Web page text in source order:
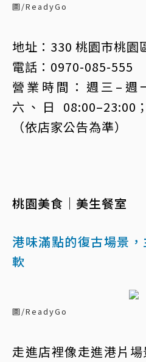
圖/ReadyGo
地址：330 桃園市桃園
電話：0970-085-555
營業時間：週三–週
六、日 08:00–23:00
（依店家公告為準）
桃園美食｜美生餐室
港味滿點的復古場景
軟
圖/ReadyGo
走進店裡像走進港片